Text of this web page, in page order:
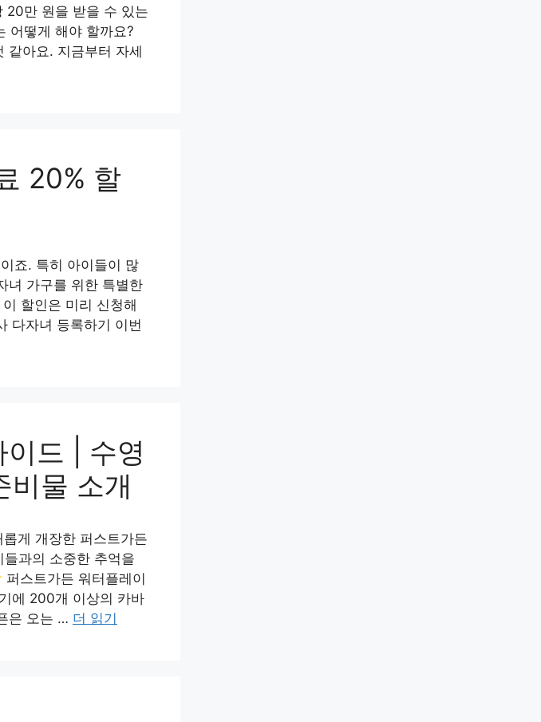
20만 원을 받을 수 있는
어떻게 해야 할까요?
같아요. 지금부터 자세
20% 할
죠. 특히 아이들이 많
녀 가구를 위한 특별한
할인은 미리 신청해
다자녀 등록하기 이번
드 | 수영
비물 소개
게 개장한 퍼스트가든
과의 소중한 추억을
퍼스트가든 워터플레이
에 200개 이상의 카바
은 오는 … 더 읽기